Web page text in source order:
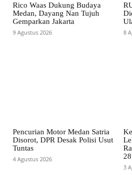
Rico Waas Dukung Budaya
Medan, Dayang Nan Tujuh
Gemparkan Jakarta
9 Agustus 2026 8
Pencurian Motor Medan Satria
Disorot, DPR Desak Polisi Usut
Tuntas
4 Agustus 2026
3